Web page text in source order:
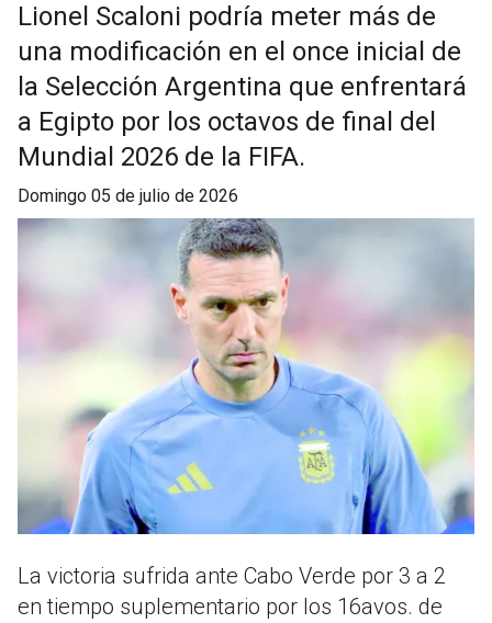
Lionel Scaloni podría meter más de
una modificación en el once inicial de
la Selección Argentina que enfrentará
a Egipto por los octavos de final del
Mundial 2026 de la FIFA.
domingo 05 de julio de 2026
La victoria sufrida ante Cabo Verde por 3 a 2
en tiempo suplementario por los 16avos. de